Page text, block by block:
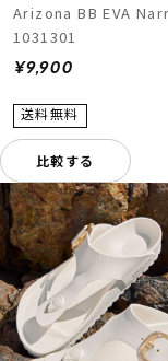
Arizona BB EVA
1031301
¥9,900
比較する